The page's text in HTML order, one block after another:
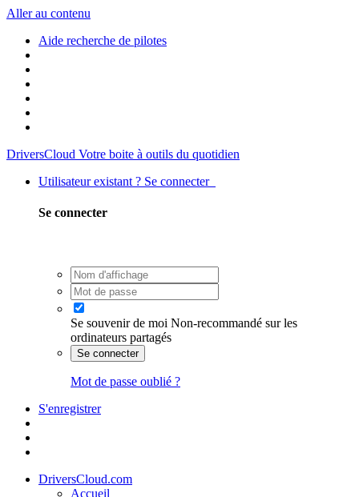
Aller au contenu
Aide recherche de pilotes
DriversCloud Votre boite à outils du quotidien
Utilisateur existant ? Se connecter
Se connecter
Se souvenir de moi Non-recommandé sur les
ordinateurs partagés
Se connecter
Mot de passe oublié ?
S'enregistrer
DriversCloud.com
Accueil